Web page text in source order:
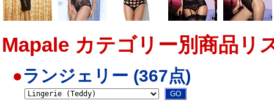
Mapale カテゴリー別商品リ
●ランジェリー (367点)